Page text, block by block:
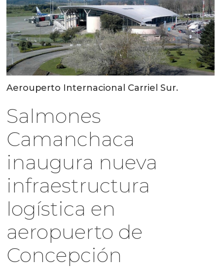
Aerouperto Internacional Carriel Sur.
Salmones
Camanchaca
inaugura nueva
infraestructura
logística en
aeropuerto de
Concepción